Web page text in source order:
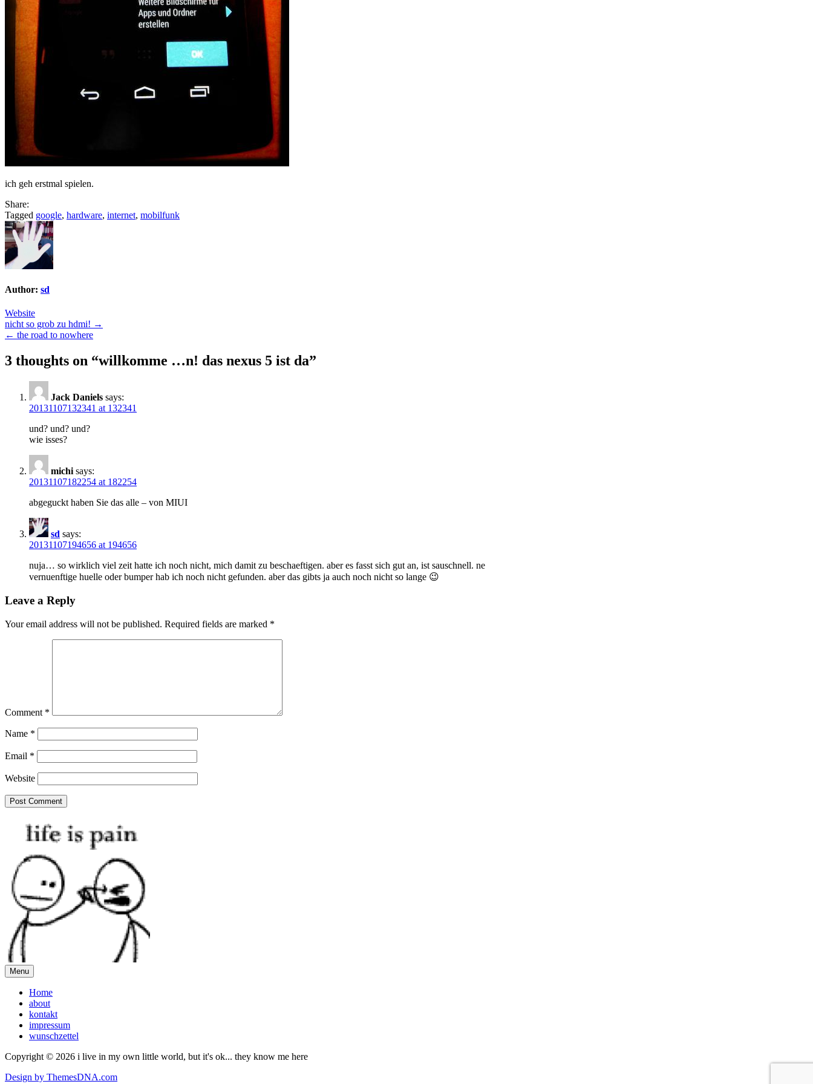
ich geh erstmal spielen.
Share:
Tagged google, hardware, internet, mobilfunk
Author: sd
Website
Post
navigation
nicht so grob zu hdmi! →
← the road to nowhere
3 thoughts on “willkomme …n! das nexus 5 ist da”
Jack Daniels says:
20131107132341 at 132341
und? und? und?
wie isses?
michi says:
20131107182254 at 182254
abgeguckt haben Sie das alle – von MIUI
sd says:
20131107194656 at 194656
nuja… so wirklich viel zeit hatte ich noch nicht, mich damit zu beschaeftigen. aber es fasst sich gut an, ist sauschnell. ne
vernuenftige huelle oder bumper hab ich noch nicht gefunden. aber das gibts ja auch noch nicht so lange 😉
Leave a Reply
Your email address will not be published. Required fields are marked *
Comment *
Name *
Email *
Website
Menu
Home
about
kontakt
impressum
wunschzettel
Copyright © 2026 i live in my own little world, but it's ok... they know me here
Design by ThemesDNA.com